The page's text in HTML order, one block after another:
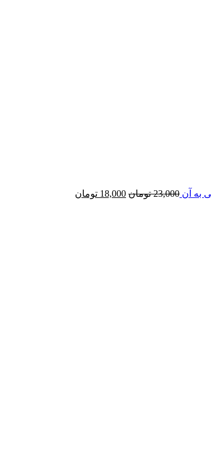
به آن 23,000 تومان قیمت
18,000 تومان